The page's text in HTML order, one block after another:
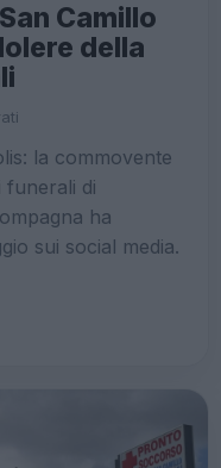
Camillo
della
la commovente
funerali di
ha
sui social media.